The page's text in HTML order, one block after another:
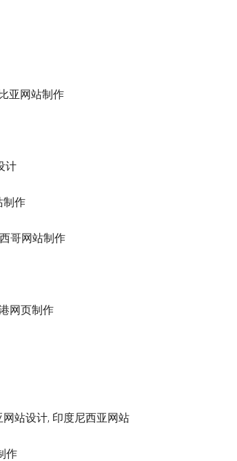
亚网站制作
计
制作
哥网站制作
网页制作
站设计, 印度尼西亚网站
作